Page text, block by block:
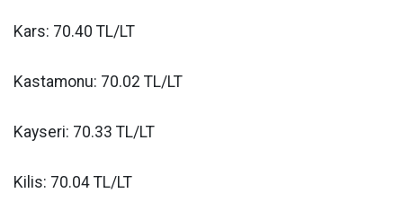
Kars: 70.40 TL/LT
Kastamonu: 70.02 TL/LT
Kayseri: 70.33 TL/LT
Kilis: 70.04 TL/LT